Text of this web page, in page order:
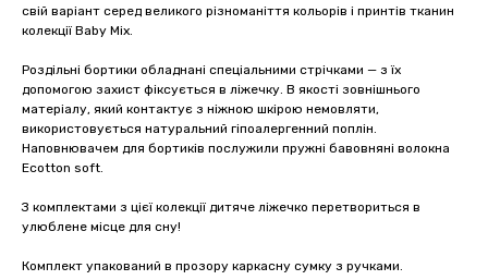
свій варіант серед великого різноманіття кольорів і принтів тканин
колекції Baby Mix.
Роздільні бортики обладнані спеціальними стрічками — з їх
допомогою захист фіксується в ліжечку. В якості зовнішнього
матеріалу, який контактує з ніжною шкірою немовляти,
використовується натуральний гіпоалергенний поплін.
Наповнювачем для бортиків послужили пружні бавовняні волокна
Ecotton soft.
З комплектами з цієї колекції дитяче ліжечко перетвориться в
улюблене місце для сну!
Комплект упакований в прозору каркасну сумку з ручками.